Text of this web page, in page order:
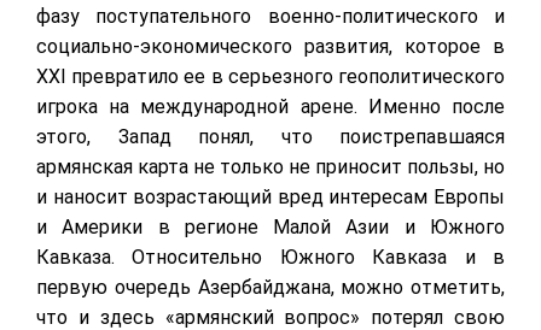
фазу поступательного военно-политического и
социально-экономического развития, которое в
XXI превратило ее в серьезного геополитического
игрока на международной арене. Именно после
этого, Запад понял, что поистрепавшаяся
армянская карта не только не приносит пользы, но
и наносит возрастающий вред интересам Европы
и Америки в регионе Малой Азии и Южного
Кавказа. Относительно Южного Кавказа и в
первую очередь Азербайджана, можно отметить,
что и здесь «армянский вопрос» потерял свою